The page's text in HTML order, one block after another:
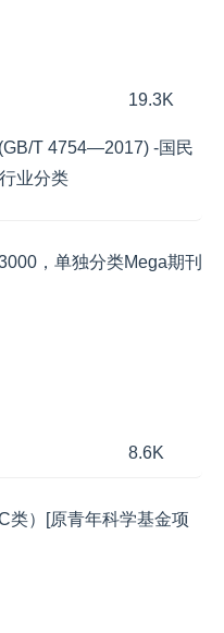
19.3K
T 4754—2017) -国民
业分类
，单独分类Mega期刊
8.6K
类）[原青年科学基金项